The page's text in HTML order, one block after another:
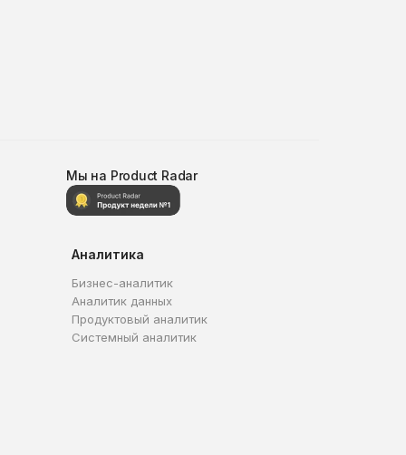
Мы на Product Radar
Аналитика
Бизнес-аналитик
Аналитик данных
Продуктовый аналитик
Системный аналитик